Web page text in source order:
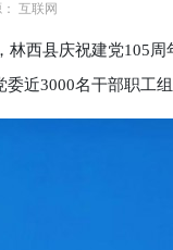
互联网
西县庆祝建党105周
委近3000名干部职工